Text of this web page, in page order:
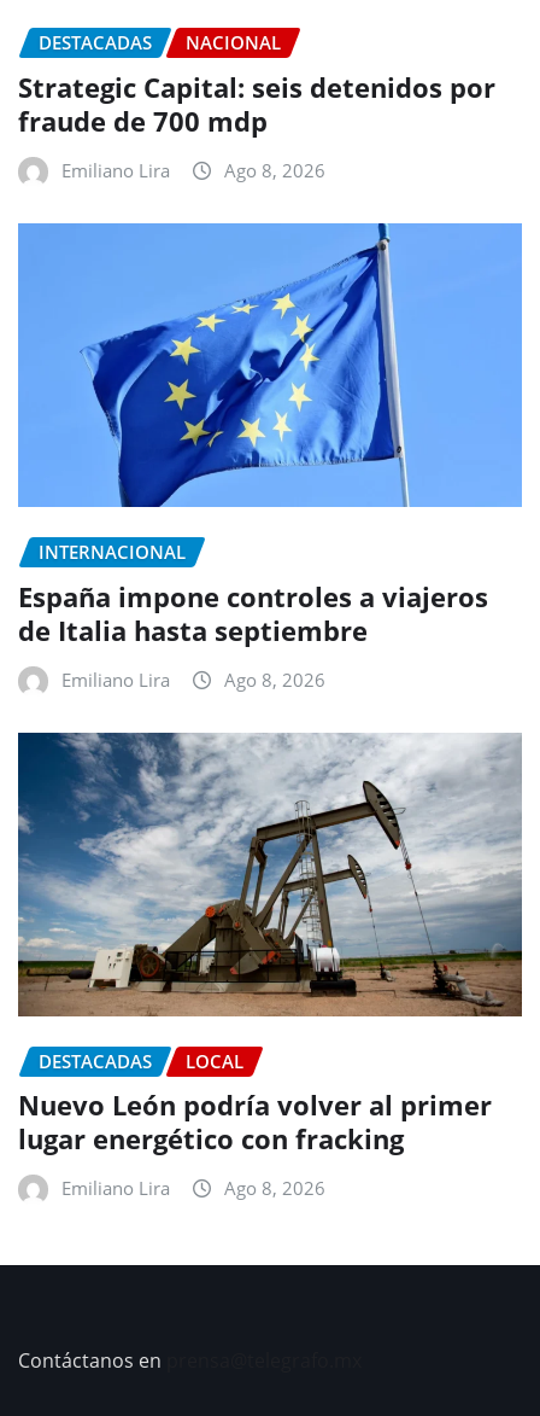
DESTACADAS NACIONAL
Strategic Capital: seis detenidos por
fraude de 700 mdp
Emiliano Lira Ago 8, 2026
INTERNACIONAL
España impone controles a viajeros
de Italia hasta septiembre
Emiliano Lira Ago 8, 2026
DESTACADAS LOCAL
Nuevo León podría volver al primer
lugar energético con fracking
Emiliano Lira Ago 8, 2026
Contáctanos en